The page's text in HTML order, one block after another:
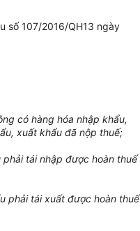
số 107/2016/QH13 ngày
có hàng hóa nhập khẩu,
xuất khẩu đã nộp thuế;
tái nhập được hoàn thuế
phải tái xuất được hoàn thuế